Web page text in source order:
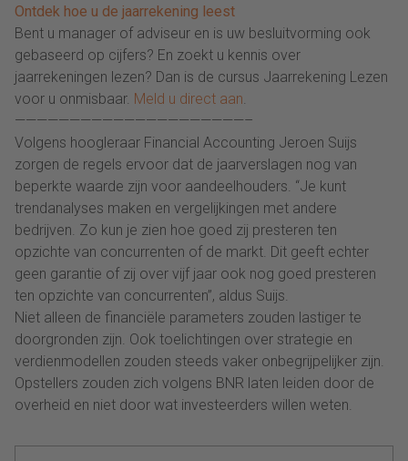
Ontdek hoe u de jaarrekening leest
Bent u manager of adviseur en is uw besluitvorming ook
gebaseerd op cijfers? En zoekt u kennis over
jaarrekeningen lezen? Dan is de cursus Jaarrekening Lezen
voor u onmisbaar. Meld u direct aan
—————————————————————–
Volgens hoogleraar Financial Accounting Jeroen Suijs
zorgen de regels ervoor dat de jaarverslagen nog van
beperkte waarde zijn voor aandeelhouders. “Je kunt
trendanalyses maken en vergelijkingen met andere
bedrijven. Zo kun je zien hoe goed zij presteren ten
opzichte van concurrenten of de markt. Dit geeft echter
geen garantie of zij over vijf jaar ook nog goed presteren
ten opzichte van concurrenten”, aldus Suijs.
Niet alleen de financiële parameters zouden lastiger te
doorgronden zijn. Ook toelichtingen over strategie en
verdienmodellen zouden steeds vaker onbegrijpelijker zijn.
Opstellers zouden zich volgens BNR laten leiden door de
overheid en niet door wat investeerders willen weten.